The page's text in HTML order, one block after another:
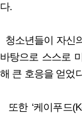
다.
청소년들이 자신
바탕으로 스스로
해 큰 호응을 얻었
또한 ‘케이푸드